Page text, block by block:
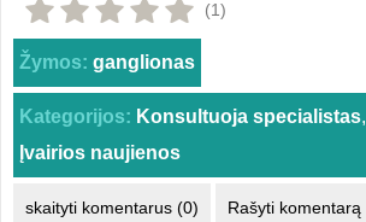
(1)
Žymos: ganglionas
Kategorijos: Konsultuoja specialistas,
Įvairios naujienos
skaityti komentarus (0) Rašyti komentarą